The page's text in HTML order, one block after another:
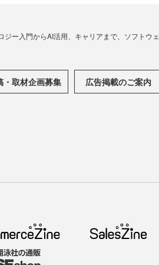
ー入門からAI活用、キャリアまで、ソフトウェ
・取材企画募集 広告掲載のご案内